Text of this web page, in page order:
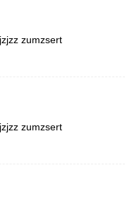
zumzsert
zumzsert